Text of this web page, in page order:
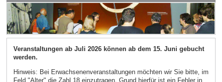
Veranstaltungen ab Juli 2026 können ab dem 15. Juni gebucht
werden.
Hinweis: Bei Erwachsenenveranstaltungen möchten wir Sie bitte, im
Feld "Alter" die Zahl 18 einzutragen. Grund hierfür ist ein Fehler in